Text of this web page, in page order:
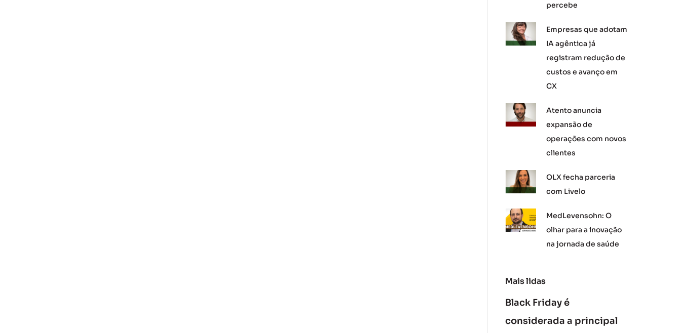
percebe
Empresas que adotam
IA agêntica já
registram redução de
custos e avanço em
CX
Atento anuncia
expansão de
operações com novos
clientes
OLX fecha parceria
com Livelo
MedLevensohn: O
olhar para a inovação
na jornada de saúde
Mais lidas
Black Friday é
considerada a principal